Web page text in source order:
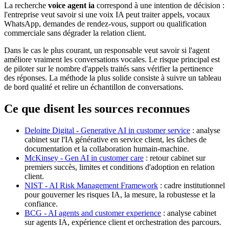
La recherche voice agent ia correspond à une intention de décision :
l'entreprise veut savoir si une voix IA peut traiter appels, vocaux
WhatsApp, demandes de rendez-vous, support ou qualification
commerciale sans dégrader la relation client.
Dans le cas le plus courant, un responsable veut savoir si l'agent
améliore vraiment les conversations vocales. Le risque principal est
de piloter sur le nombre d'appels traités sans vérifier la pertinence
des réponses. La méthode la plus solide consiste à suivre un tableau
de bord qualité et relire un échantillon de conversations.
Ce que disent les sources reconnues
Deloitte Digital - Generative AI in customer service : analyse
cabinet sur l'IA générative en service client, les tâches de
documentation et la collaboration humain-machine.
McKinsey - Gen AI in customer care : retour cabinet sur
premiers succès, limites et conditions d'adoption en relation
client.
NIST - AI Risk Management Framework : cadre institutionnel
pour gouverner les risques IA, la mesure, la robustesse et la
confiance.
BCG - AI agents and customer experience : analyse cabinet
sur agents IA, expérience client et orchestration des parcours.